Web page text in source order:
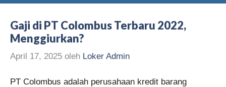
Gaji di PT Colombus Terbaru 2022,
Menggiurkan?
April 17, 2025 oleh Loker Admin
PT Colombus adalah perusahaan kredit barang